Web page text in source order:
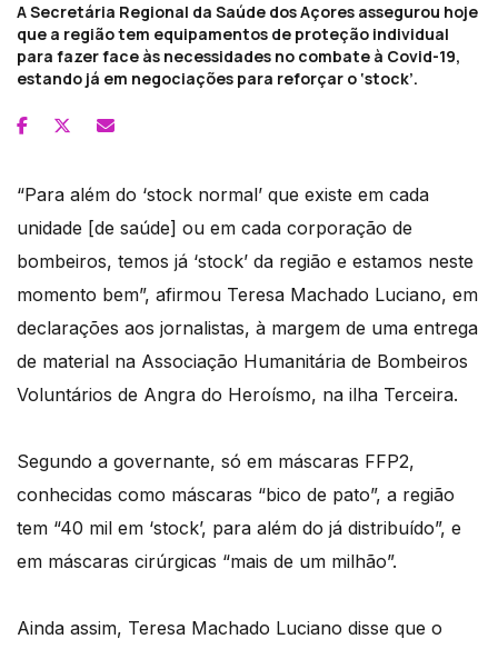
A Secretária Regional da Saúde dos Açores assegurou hoje
que a região tem equipamentos de proteção individual
para fazer face às necessidades no combate à Covid-19,
estando já em negociações para reforçar o ‘stock’.
“Para além do ‘stock normal’ que existe em cada
unidade [de saúde] ou em cada corporação de
bombeiros, temos já ‘stock’ da região e estamos neste
momento bem”, afirmou Teresa Machado Luciano, em
declarações aos jornalistas, à margem de uma entrega
de material na Associação Humanitária de Bombeiros
Voluntários de Angra do Heroísmo, na ilha Terceira.
Segundo a governante, só em máscaras FFP2,
conhecidas como máscaras “bico de pato”, a região
tem “40 mil em ‘stock’, para além do já distribuído”, e
em máscaras cirúrgicas “mais de um milhão”.
Ainda assim, Teresa Machado Luciano disse que o